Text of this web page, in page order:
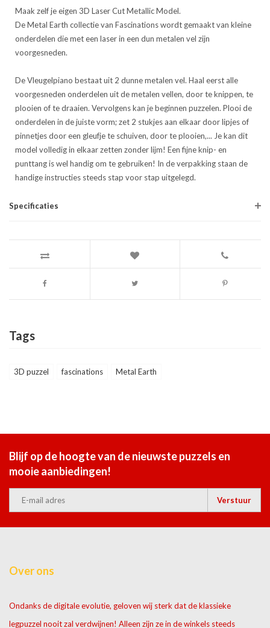
Maak zelf je eigen 3D Laser Cut Metallic Model.
De Metal Earth collectie van Fascinations wordt gemaakt van kleine
onderdelen die met een laser in een dun metalen vel zijn
voorgesneden.
De Vleugelpiano bestaat uit 2 dunne metalen vel. Haal eerst alle
voorgesneden onderdelen uit de metalen vellen, door te knippen, te
plooien of te draaien. Vervolgens kan je beginnen puzzelen. Plooi de
onderdelen in de juiste vorm; zet 2 stukjes aan elkaar door lipjes of
pinnetjes door een gleufje te schuiven, door te plooien,... Je kan dit
model volledig in elkaar zetten zonder lijm! Een fijne knip- en
punttang is wel handig om te gebruiken! In de verpakking staan de
handige instructies steeds stap voor stap uitgelegd.
Specificaties
Tags
3D puzzel fascinations Metal Earth
Blijf op de hoogte van de nieuwste puzzels en
mooie aanbiedingen!
Verstuur
Over ons
Ondanks de digitale evolutie, geloven wij sterk dat de klassieke
legpuzzel nooit zal verdwijnen! Alleen zijn ze in de winkels steeds